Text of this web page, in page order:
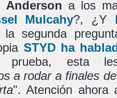
Anderson a los
Mulcahy?, ¿Y
segunda
STYD ha
prueba, esta
a rodar a finales
". Atención ahora